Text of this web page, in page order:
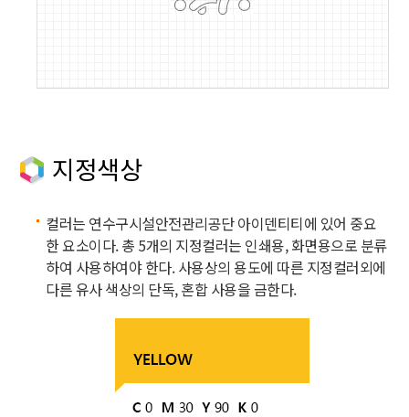
지정색상
컬러는 연수구시설안전관리공단 아이덴티티에 있어 중요
한 요소이다. 총 5개의 지정컬러는 인쇄용, 화면용으로 분류
하여 사용하여야 한다. 사용상의 용도에 따른 지정컬러외에
다른 유사 색상의 단독, 혼합 사용을 금한다.